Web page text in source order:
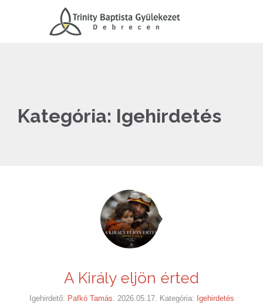
Kategória: Igehirdetés
A Király eljön érted
Igehirdető: Pafkó Tamás. 2026.05.17. Kategória: Igehirdetés